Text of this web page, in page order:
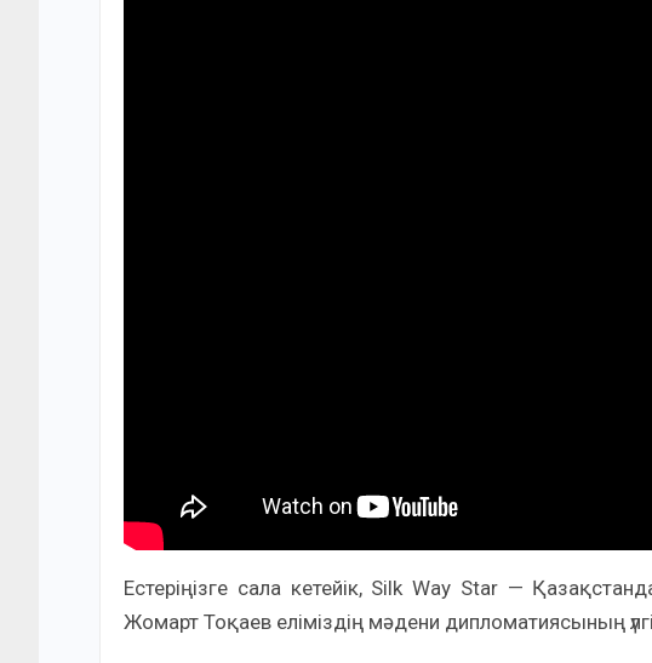
Естеріңізге сала кетейік, Silk Way Star —
Жомарт Тоқаев еліміздің мәдени дипломатиясының